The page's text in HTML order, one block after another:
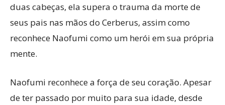
duas cabeças, ela supera o trauma da morte de
seus pais nas mãos do Cerberus, assim como
reconhece Naofumi como um herói em sua própria
mente.
Naofumi reconhece a força de seu coração. Apesar
de ter passado por muito para sua idade, desde